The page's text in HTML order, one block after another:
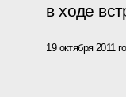
в ходе
19 октября 2011